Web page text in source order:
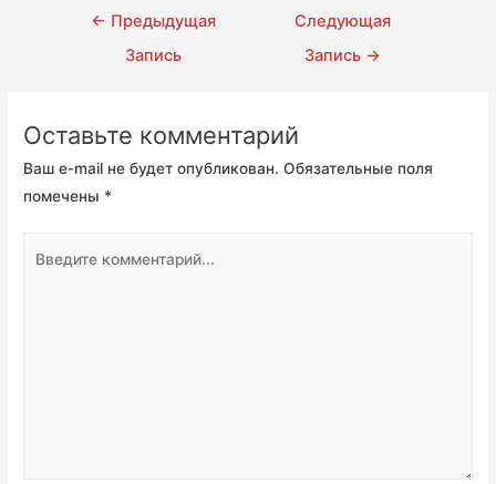
Навигация
← Предыдущая
Запись
Следующая
Запись →
Оставьте комментарий
Ваш e-mail не будет опубликован. Обязательные поля
помечены *